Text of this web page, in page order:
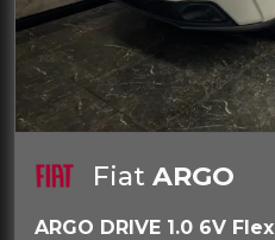
Fiat ARGO
ARGO DRIVE 1.0 6V Flex